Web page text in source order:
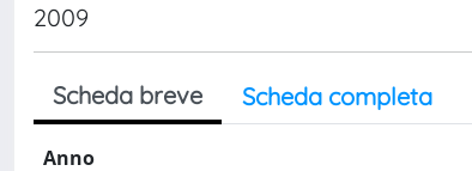
2009
Scheda breve Scheda completa
Anno